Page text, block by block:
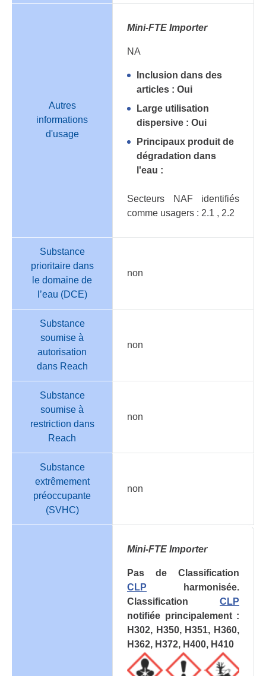
Autres
informations
d'usage
Mini-FTE Importer
NA
Inclusion dans des
articles : Oui
Large utilisation
dispersive : Oui
Principaux produit de
dégradation dans
l'eau :
Secteurs NAF identifiés
comme usagers : 2.1 , 2.2
Substance
prioritaire dans
le domaine de
l’eau (DCE)
non
Substance
soumise à
autorisation
dans Reach
non
Substance
soumise à
restriction dans
Reach
non
Substance
extrêmement
préoccupante
(SVHC)
non
Mini-FTE Importer
Pas de Classification
CLP harmonisée.
Classification CLP
notifiée principalement :
H302, H350, H351, H360,
H362, H372, H400, H410